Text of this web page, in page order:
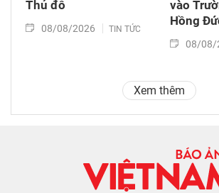
Thủ đô
08/08/2026 TIN TỨC
vào
Hồng
08/08/
Xem thêm